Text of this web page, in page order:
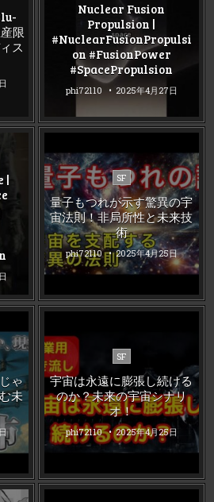
限
ス
Nuclear Fusion
Propulsion |
#NuclearFusionPropulsi
on #FusionPower
#SpacePropulsion
phi72110 2025年4月27日
|
Posted
in
SF
量子もつれが示す驚異の宇
宙法則！非局所性と未来技
術
phi72110 2025年4月25日
ゃ
未
Posted
SF
宇宙は永遠に膨張し続ける
のか？未来の宇宙シナリ
オ！
phi72110 2025年4月25日